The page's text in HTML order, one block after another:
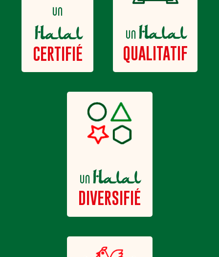
un
Halal
CERTIFIÉ
unHalal
QUALITATIF
unHalal
DIVERSIFIÉ